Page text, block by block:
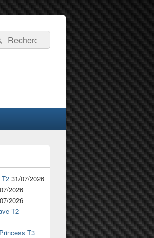
:
Rechercher
31/07/2026
2026
2026
T2
T3